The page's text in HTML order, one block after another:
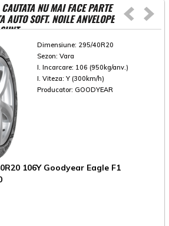
NU MAI FACE PARTE
AUTO SOFT. NOILE ANVELOPE
Dimensiune: 295/40R20
Sezon: Vara
I. Incarcare: 106 (950kg/anv.)
I. Viteza: Y (300km/h)
Producator: GOODYEAR
106Y Goodyear Eagle F1